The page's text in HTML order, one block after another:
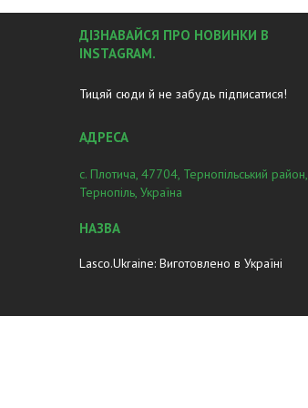
ДІЗНАВАЙСЯ ПРО НОВИНКИ В
INSTAGRAM.
Тицяй сюди й не забудь підписатися!
с. Плотича, 47704, Тернопільський район,
Тернопіль, Україна
Lasco.Ukraine: Виготовлено в Україні